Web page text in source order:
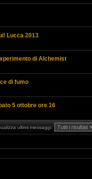
Lucca 2013
di Alchemist
di fumo
5 ottobre ore 16
ultimi messaggi: